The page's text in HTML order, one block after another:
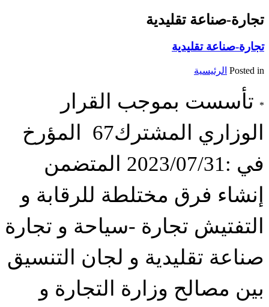
تجارة-صناعة تقليدية
تجارة-صناعة تقليدية
Posted in الرئيسية
*
تأسست بموجب القرار
الوزاري المشترك67 المؤرخ
في :2023/07/31 المتضمن
إنشاء فرق مختلطة للرقابة و
التفتيش تجارة -سياحة و تجارة
صناعة تقليدية و لجان التنسيق
بين مصالح وزارة التجارة و